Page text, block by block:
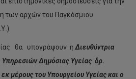
των αρχών του Παγκόσμιου
θα υπογράψουν η Διευθύντρια
Δημόσιας Υγείας δρ.
μέρους του Υπουργείου Υγείας και ο